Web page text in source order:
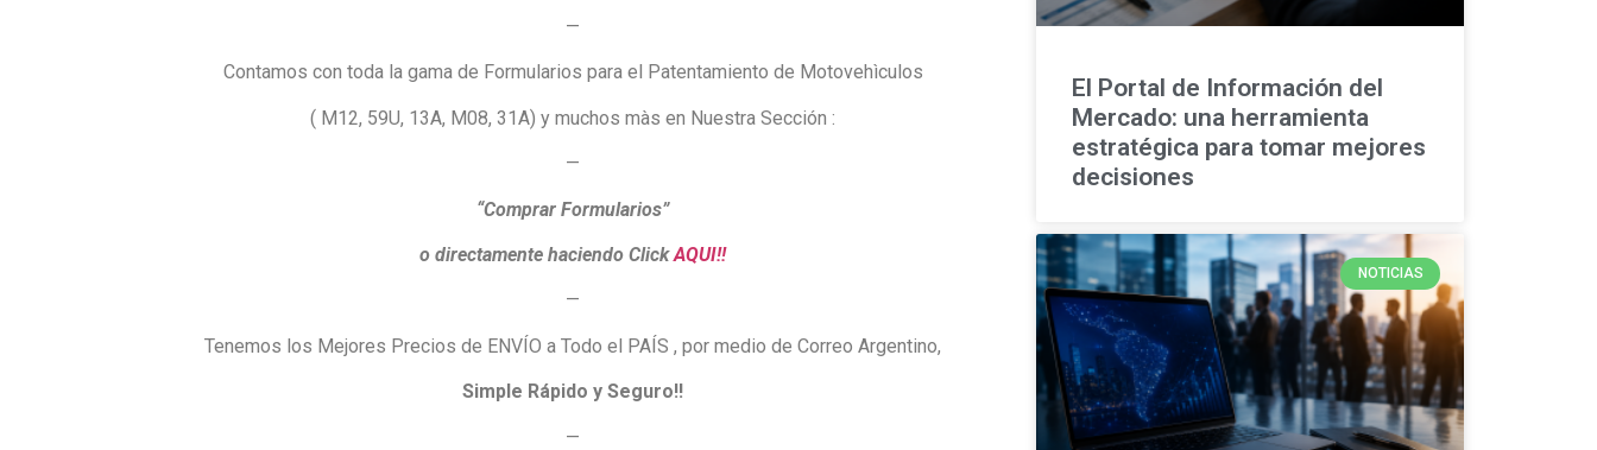
—
Contamos con toda la gama de Formularios para el Patentamiento de Motovehìculos
( M12, 59U, 13A, M08, 31A) y muchos màs en Nuestra Sección :
—
“Comprar Formularios”
o directamente haciendo ClickAQUI!!
—
Tenemos los Mejores Precios de ENVÍO a Todo el PAÍS , por medio de Correo Argentino,
Simple Rápido y Seguro!!
—
El Portal de Información del
Mercado: una herramienta
estratégica para tomar mejores
decisiones
NOTICIAS